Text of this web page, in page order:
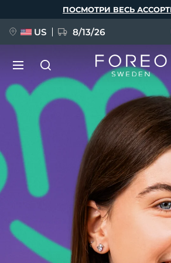
ПОСМОТРИ ВЕСЬ
US 8/13/26
Профиль
НОВИНКА
FAQ™ Pure Beauty-Tech Elixir
BREAKING NEWS
issa™ Teeth Whitening Set
Язык
English Deutsch
Français
Italiano
Polski
Svenska
Türkçe
简体中文